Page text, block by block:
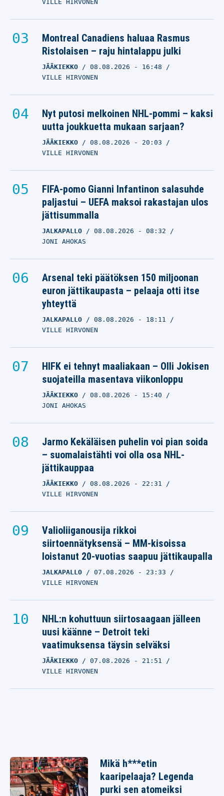
VILLE HIRVONEN
Montreal Canadiens haluaa Rasmus
Ristolaisen – raju hintalappu julki
JÄÄKIEKKO 08.08.2026 - 16:48
VILLE HIRVONEN
Nyt putosi melkoinen NHL-pommi – kaksi
uutta joukkuetta mukaan sarjaan?
JÄÄKIEKKO 08.08.2026 - 20:03
VILLE HIRVONEN
FIFA-pomo Gianni Infantinon salasuhde
paljastui – UEFA maksoi rakastajan ulos
jättisummalla
JALKAPALLO 08.08.2026 - 08:32
JONI AHOKAS
Arsenal teki päätöksen 150 miljoonan
euron jättikaupasta – pelaaja otti itse
yhteyttä
JALKAPALLO 08.08.2026 - 18:11
VILLE HIRVONEN
HIFK ei tehnyt maaliakaan – Olli Jokisen
suojateilla masentava viikonloppu
JÄÄKIEKKO 08.08.2026 - 15:40
JONI AHOKAS
Jarmo Kekäläisen puhelin voi pian soida
– suomalaistähti voi olla osa NHL-
jättikauppaa
JÄÄKIEKKO 08.08.2026 - 22:31
VILLE HIRVONEN
Valioliiganousija rikkoi
siirtoennätyksensä – MM-kisoissa
loistanut 20-vuotias saapuu jättikaupalla
JALKAPALLO 07.08.2026 - 23:33
VILLE HIRVONEN
NHL:n kohuttuun siirtosaagaan jälleen
uusi käänne – Detroit teki
vaatimuksensa täysin selväksi
JÄÄKIEKKO 07.08.2026 - 21:51
VILLE HIRVONEN
Mikä h***etin
kaaripelaaja? Legenda
purki sen atomeiksi